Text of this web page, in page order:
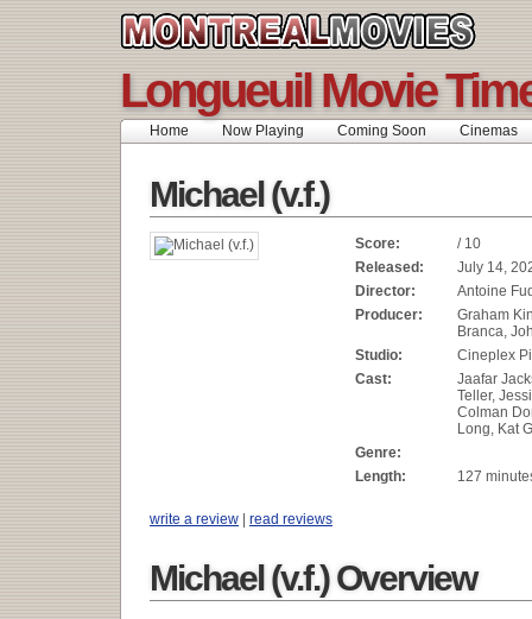
Longueuil Movie
Home Now Playing Coming Soon Cinemas
Michael (v.f.)
Score:
/ 10
Released:
July 14,
Director:
Antoine
Producer:
Graham
Branca,
Studio:
Cineplex
Cast:
Jaafar
Teller,
Colman
Long, Kat
Genre:
Length:
127
write a review | read reviews
Michael (v.f.) Overview